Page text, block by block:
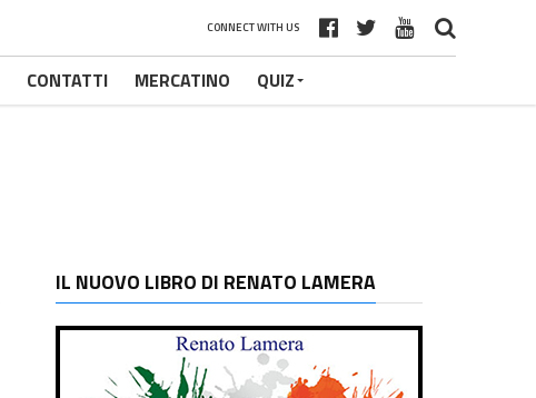
CONNECT WITH US
CONTATTI MERCATINO QUIZ
IL NUOVO LIBRO DI RENATO LAMERA